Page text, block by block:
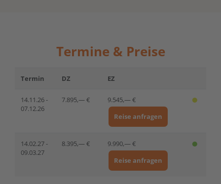
Termine & Preise
Termin DZ EZ
14.11.26 -
07.12.26
7.895,— €
9.545,— €
Reise anfragen
14.02.27 -
09.03.27
8.395,— €
9.990,— €
Reise anfragen